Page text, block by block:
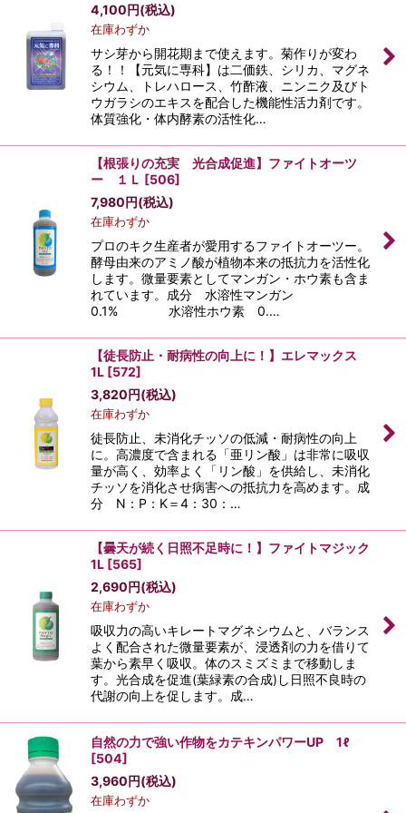
4,100円(税込)
在庫わずか
サシ芽から開花期まで使えます。菊作りが変わ
る！！【元気に専科】は二価鉄、シリカ、マグネ
シウム、トレハロース、竹酢液、ニンニク及びト
ウガラシのエキスを配合した機能性活力剤です。
体質強化・体内酵素の活性化…
【根張りの充実 光合成促進】ファイトオーツ
ー １Ｌ [506]
7,980円(税込)
在庫わずか
プロのキク生産者が愛用するファイトオーツー。
酵母由来のアミノ酸が植物本来の抵抗力を活性化
します。微量要素としてマンガン・ホウ素も含ま
れています。成分 水溶性マンガン
0.1% 水溶性ホウ素 0.…
【徒長防止・耐病性の向上に！】エレマックス
1L [572]
3,820円(税込)
在庫わずか
徒長防止、未消化チッソの低減・耐病性の向上
に。高濃度で含まれる「亜リン酸」は非常に吸収
量が高く、効率よく「リン酸」を供給し、未消化
チッソを消化させ病害への抵抗力を高めます。成
分 N：P：K＝4：30：…
【曇天が続く日照不足時に！】ファイトマジック
1L [565]
2,690円(税込)
在庫わずか
吸収力の高いキレートマグネシウムと、バランス
よく配合された微量要素が、浸透剤の力を借りて
葉から素早く吸収。体のスミズミまで移動しま
す。光合成を促進(葉緑素の合成)し日照不良時の
代謝の向上を促します。成…
自然の力で強い作物をカテキンパワーUP 1ℓ
[504]
3,960円(税込)
在庫わずか